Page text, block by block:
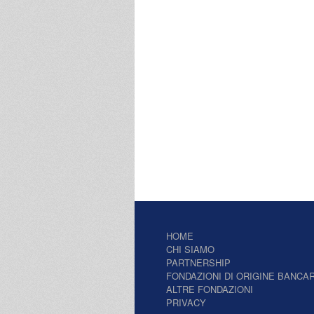
HOME
CHI SIAMO
PARTNERSHIP
FONDAZIONI DI ORIGINE
ALTRE FONDAZIONI
PRIVACY